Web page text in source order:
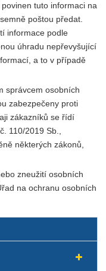
tuto informaci na
poštou předat.
informace podle
úhradu nepřevyšující
a to v případě
správcem osobních
zabezpečeny proti
zákazníků se řídí
110/2019 Sb.,
některých zákonů,
zneužití osobních
na ochranu osobních